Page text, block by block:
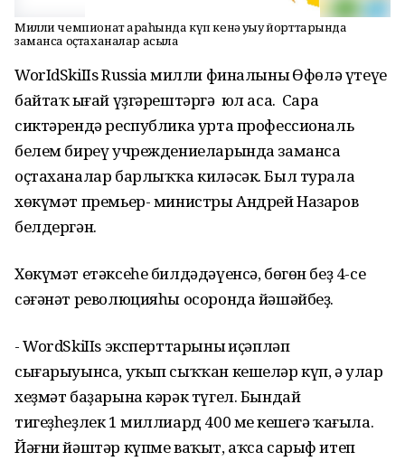
Милли чемпионат арҡаһында күп кенә уҡыу йорттарында
заманса оҫтаханалар асыла
WorIdSkiIIs Russia милли финалының Өфөлә үтеүе
байтаҡ ыңғай үҙгәрештәргә юл аса. Сара
сиктәрендә республика урта профессиональ
белем биреү учреждениеларында заманса
оҫтаханалар барлыҡҡа киләсәк. Был турала
хөкүмәт премьер- министры Андрей Назаров
белдергән.
Хөкүмәт етәксеһе билдәдәүенсә, бөгөн беҙ 4-се
сәғәнәт революцияһы осоронда йәшәйбеҙ.
- WordSkiIIs эксперттарының иҫәпләп
сығарыуынса, уҡып сыҡҡан кешеләр күп, ә улар
хеҙмәт баҙарына кәрәк түгел. Бындай
тигеҙһеҙлек 1 миллиард 400 мең кешегә ҡағыла.
Йәғни йәштәр күпме ваҡыт, аҡса сарыф итеп